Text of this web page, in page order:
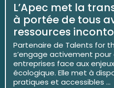
L’Apec met la
à portée de tous
ressources
Partenaire de Talents for
s’engage activement
entreprises face aux
écologique. Elle met à
pratiques et accessibles ...